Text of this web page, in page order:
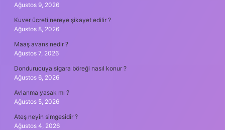
Ağustos 9, 2026
Kuver ücreti nereye şikayet edilir ?
Ağustos 8, 2026
Maaş avans nedir ?
Ağustos 7, 2026
Dondurucuya sigara böreği nasıl konur ?
Ağustos 6, 2026
Avlanma yasak mı ?
Ağustos 5, 2026
Ateş neyin simgesidir ?
Ağustos 4, 2026